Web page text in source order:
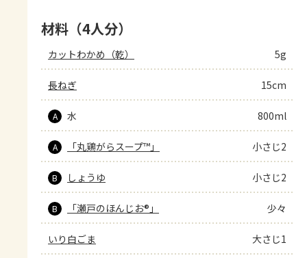
材料（4人分）
カットわかめ（乾） 5g
長ねぎ 15cm
A 水 800ml
A 「丸鶏がらスープ™」 小さじ2
B しょうゆ 小さじ2
B 「瀬戸のほんじお®」 少々
いり白ごま 大さじ1